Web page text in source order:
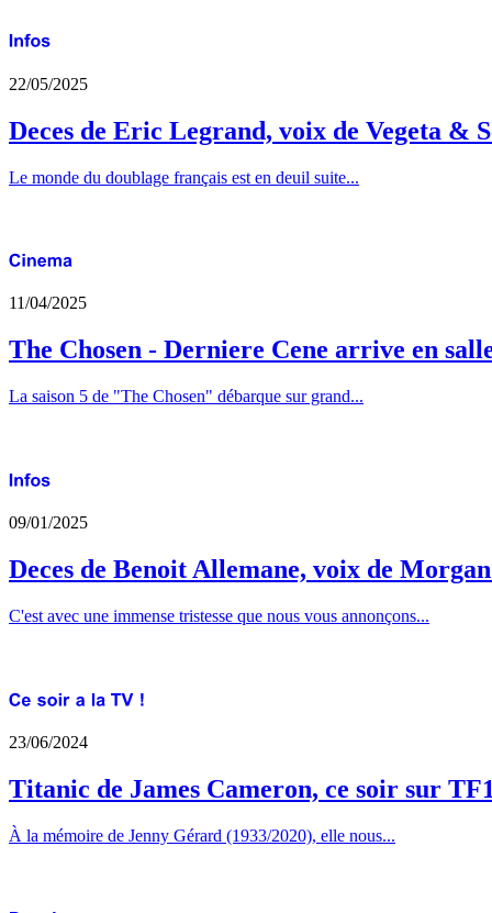
22/05/2025
Deces de Eric Legrand, voix de Vegeta &
Le monde du doublage français est en deuil suite...
11/04/2025
The Chosen - Derniere Cene arrive en
La saison 5 de "The Chosen" débarque sur grand...
09/01/2025
Deces de Benoit Allemane, voix de
C'est avec une immense tristesse que nous vous annonçons...
23/06/2024
Titanic de James Cameron, ce soir sur
À la mémoire de Jenny Gérard (1933/2020), elle nous...